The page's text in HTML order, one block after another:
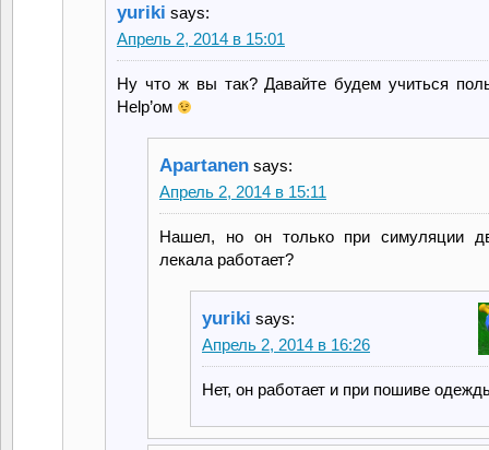
yuriki says:
Апрель 2, 2014 в 15:01
Ну что ж вы так? Давайте будем учиться
Help’ом
Apartanen says:
Апрель 2, 2014 в 15:11
Нашел, но он только при симуляции
лекала работает?
yuriki says:
Апрель 2, 2014 в 16:26
Нет, он работает и при пошиве